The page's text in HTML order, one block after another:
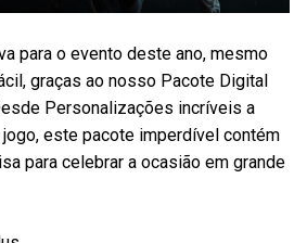
para o evento deste ano, mesmo
graças ao nosso Pacote Digital
Personalizações incríveis a
este pacote imperdível contém
para celebrar a ocasião em grande